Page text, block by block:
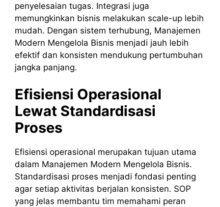
penyelesaian tugas. Integrasi juga
memungkinkan bisnis melakukan scale-up lebih
mudah. Dengan sistem terhubung, Manajemen
Modern Mengelola Bisnis menjadi jauh lebih
efektif dan konsisten mendukung pertumbuhan
jangka panjang.
Efisiensi Operasional
Lewat Standardisasi
Proses
Efisiensi operasional merupakan tujuan utama
dalam Manajemen Modern Mengelola Bisnis.
Standardisasi proses menjadi fondasi penting
agar setiap aktivitas berjalan konsisten. SOP
yang jelas membantu tim memahami peran